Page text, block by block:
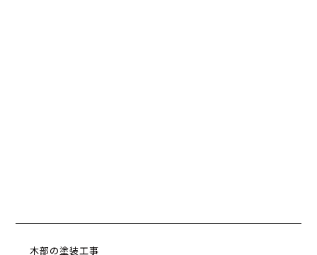
木部の塗装工事